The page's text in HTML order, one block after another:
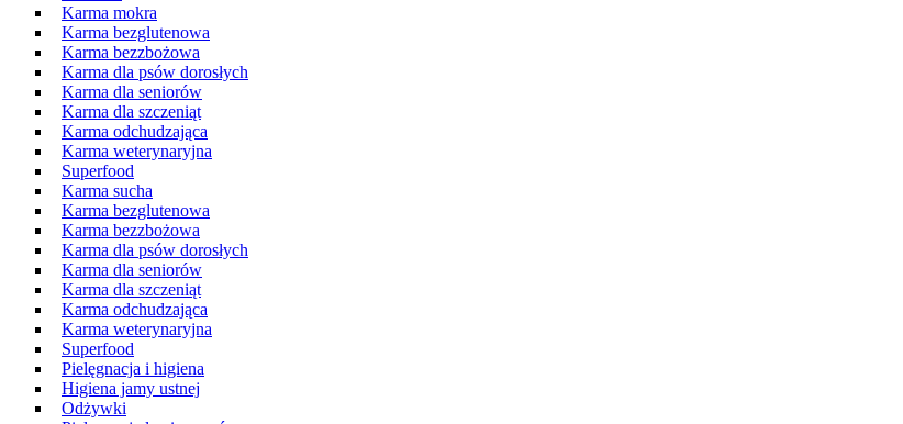
Karma mokra
Karma bezglutenowa
Karma bezzbożowa
Karma dla psów dorosłych
Karma dla seniorów
Karma dla szczeniąt
Karma odchudzająca
Karma weterynaryjna
Superfood
Karma sucha
Karma bezglutenowa
Karma bezzbożowa
Karma dla psów dorosłych
Karma dla seniorów
Karma dla szczeniąt
Karma odchudzająca
Karma weterynaryjna
Superfood
Pielęgnacja i higiena
Higiena jamy ustnej
Odżywki